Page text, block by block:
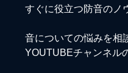
すぐに役立つ防音のノ
音についての悩みを相
YOUTUBEチャンネル